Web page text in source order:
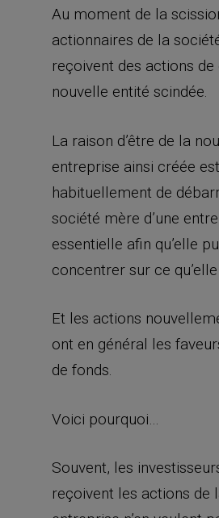
Au moment de la
actionnaires de la
reçoivent des actions de
nouvelle entité scindée.
La raison d’être de la
entreprise ainsi créée est
habituellement de
société mère d’une
essentielle afin qu’elle
concentrer sur ce
Et les actions
ont en général les
de fonds.
Voici pourquoi…
Souvent, les
reçoivent les actions de